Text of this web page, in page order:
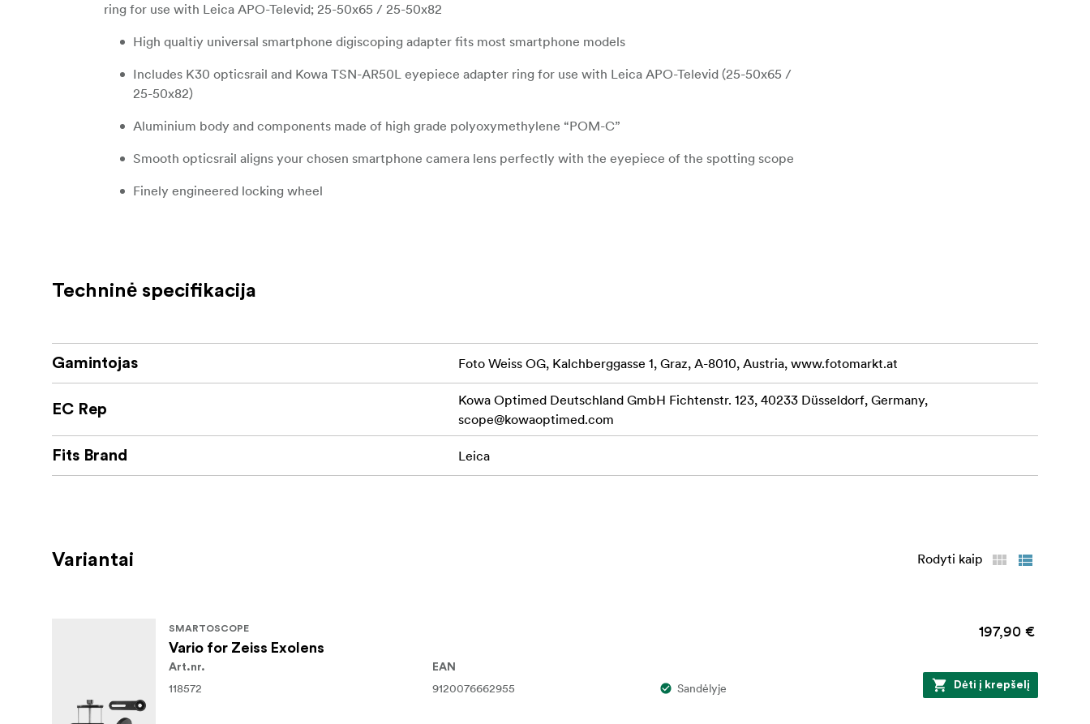
ring for use with Leica APO-Televid; 25-50x65 / 25-50x82
High qualtiy universal smartphone digiscoping adapter fits most smartphone models
Includes K30 opticsrail and Kowa TSN-AR50L eyepiece adapter ring for use with Leica APO-Televid (25-50x65 /
25-50x82)
Aluminium body and components made of high grade polyoxymethylene “POM-C”
Smooth opticsrail aligns your chosen smartphone camera lens perfectly with the eyepiece of the spotting scope
Finely engineered locking wheel
Scratch free fitting
Techninė specifikacija
Gamintojas Foto Weiss OG, Kalchberggasse 1, Graz, A-8010, Austria, www.fotomarkt.at
EC Rep
Kowa Optimed Deutschland GmbH Fichtenstr. 123, 40233 Düsseldorf, Germany,
scope@kowaoptimed.com
Fits Brand Leica
Variantai Rodyti kaip
SMARTOSCOPE
Vario for Zeiss Exolens
197,90 €
Art.nr.
118572
EAN
9120076662955 Sandėlyje Dėti į krepšelį